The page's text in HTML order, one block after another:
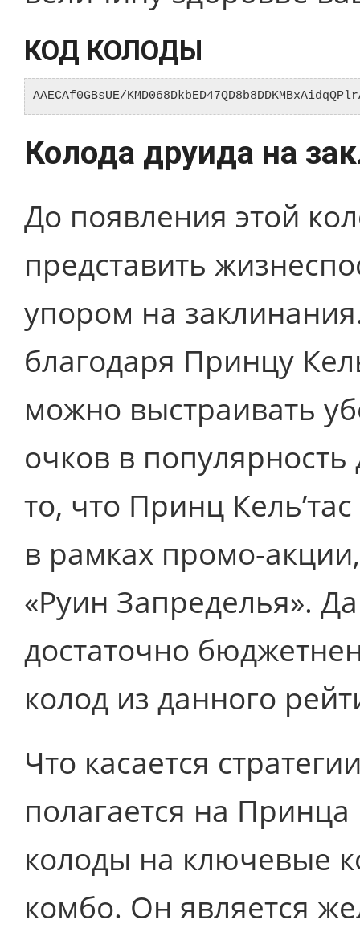
КОД КОЛОДЫ
AAECAf0GBsUE/
Колода друида на
До появления этой
представить
упором на
благодаря Принцу
можно выстраивать
очков в
то, что Принц
в рамках промо-
«Руин Запределья».
достаточно
колод из данного
Что касается
полагается на Принца
колоды на ключевые
комбо. Он является